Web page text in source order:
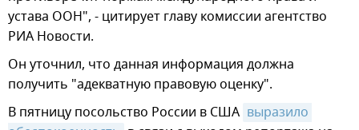
устава ООН", - цитирует главу комиссии агентство
РИА Новости.
Он уточнил, что данная информация должна
получить "адекватную правовую оценку".
В пятницу посольство России в США выразило